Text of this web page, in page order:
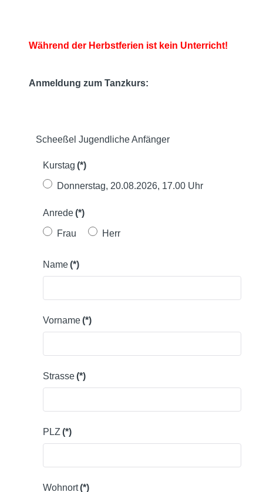
Während der Herbstferien ist kein Unterricht!
Anmeldung zum Tanzkurs:
Scheeßel Jugendliche Anfänger
Kurstag (*)
Donnerstag, 20.08.2026, 17.00 Uhr
Anrede(*)
Frau Herr
Name(*)
Vorname(*)
Strasse(*)
PLZ (*)
Wohnort(*)